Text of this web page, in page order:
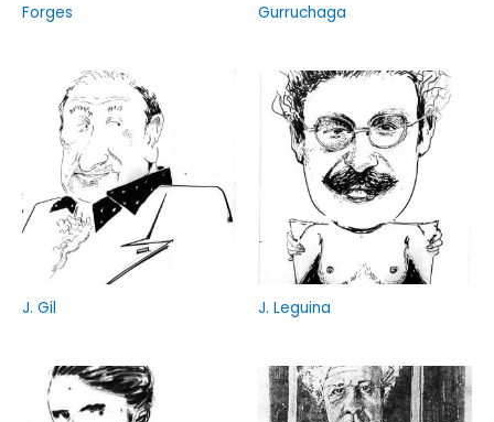
Forges Gurruchaga
J. Gil J. Leguina